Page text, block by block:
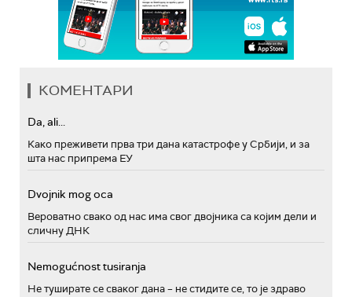
КОМЕНТАРИ
Da, ali...
Како преживети прва три дана катастрофе у Србији, и за
шта нас припрема ЕУ
Dvojnik mog oca
Вероватно свако од нас има свог двојника са којим дели и
сличну ДНК
Nemogućnost tusiranja
Не туширате се сваког дана – не стидите се, то је здраво